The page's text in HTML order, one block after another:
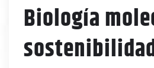
Biología